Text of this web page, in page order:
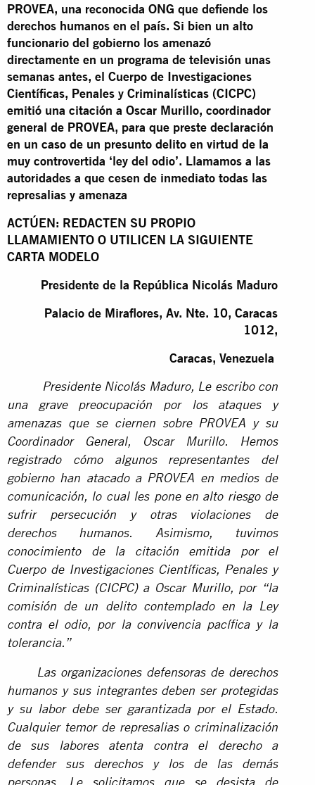
PROVEA, una reconocida ONG que defiende los
derechos humanos en el país. Si bien un alto
funcionario del gobierno los amenazó
directamente en un programa de televisión unas
semanas antes, el Cuerpo de Investigaciones
Científicas, Penales y Criminalísticas (CICPC)
emitió una citación a Oscar Murillo, coordinador
general de PROVEA, para que preste declaración
en un caso de un presunto delito en virtud de la
muy controvertida ‘ley del odio’. Llamamos a las
autoridades a que cesen de inmediato todas las
represalias y amenaza
ACTÚEN: REDACTEN SU PROPIO
LLAMAMIENTO O UTILICEN LA SIGUIENTE
CARTA MODELO
Presidente de la República Nicolás Maduro
Palacio de Miraflores, Av. Nte. 10, Caracas
1012,
Caracas, Venezuela
Presidente Nicolás Maduro, Le escribo con
una grave preocupación por los ataques y
amenazas que se ciernen sobre PROVEA y su
Coordinador General, Oscar Murillo. Hemos
registrado cómo algunos representantes del
gobierno han atacado a PROVEA en medios de
comunicación, lo cual les pone en alto riesgo de
sufrir persecución y otras violaciones de
derechos humanos. Asimismo, tuvimos
conocimiento de la citación emitida por el
Cuerpo de Investigaciones Científicas, Penales y
Criminalísticas (CICPC) a Oscar Murillo, por “la
comisión de un delito contemplado en la Ley
contra el odio, por la convivencia pacífica y la
tolerancia.”
Las organizaciones defensoras de derechos
humanos y sus integrantes deben ser protegidas
y su labor debe ser garantizada por el Estado.
Cualquier temor de represalias o criminalización
de sus labores atenta contra el derecho a
defender sus derechos y los de las demás